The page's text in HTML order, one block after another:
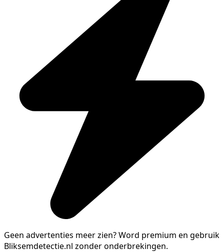
Geen advertenties meer zien?Word premium en gebruik
Bliksemdetectie.nl zonder onderbrekingen.